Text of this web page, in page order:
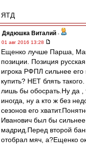
ЯТД
Дядюшка Виталий -
01 авг 2016 13:28
Ещенко лучше Парша,
позиции. Позиция
игрока РФПЛ сильнее его
купить? НЕТ блять
лишь бы обосрать.Ну да ,
иногда, ну а кто ж без
сезонов его
Иванович был бы
мадрид.Перед второй
отобрал мяч, а?Ещенко